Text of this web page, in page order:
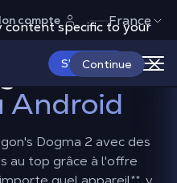
content specific to your
Continue
compte France
S'abonner
à
2 sur
Android
Dogma 2 avec des
au top grâce à l'offre